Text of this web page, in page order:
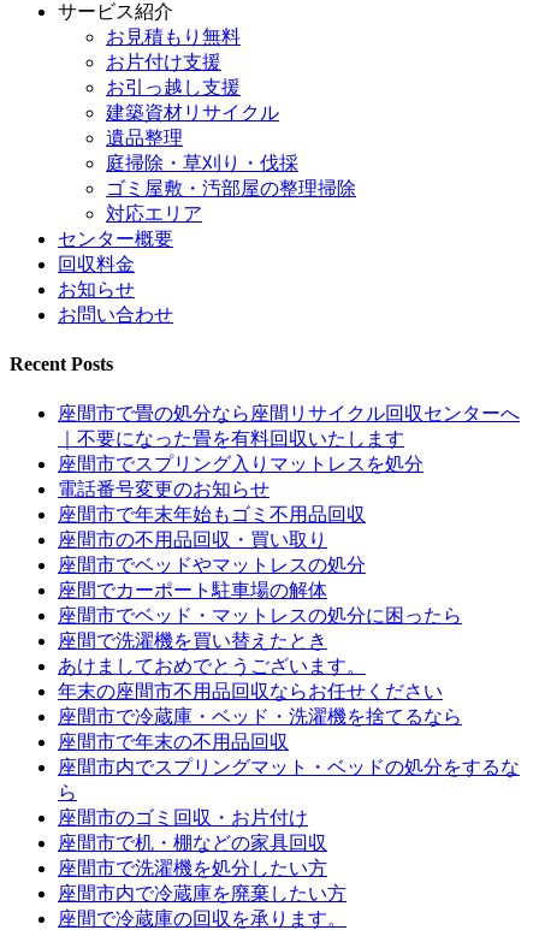
サービス紹介
お見積もり無料
お片付け支援
お引っ越し支援
建築資材リサイクル
遺品整理
庭掃除・草刈り・伐採
ゴミ屋敷・汚部屋の整理掃除
対応エリア
センター概要
回収料金
お知らせ
お問い合わせ
Recent Posts
座間市で畳の処分なら座間リサイクル回収センターへ
｜不要になった畳を有料回収いたします
座間市でスプリング入りマットレスを処分
電話番号変更のお知らせ
座間市で年末年始もゴミ不用品回収
座間市の不用品回収・買い取り
座間市でベッドやマットレスの処分
座間でカーポート駐車場の解体
座間市でベッド・マットレスの処分に困ったら
座間で洗濯機を買い替えたとき
あけましておめでとうございます。
年末の座間市不用品回収ならお任せください
座間市で冷蔵庫・ベッド・洗濯機を捨てるなら
座間市で年末の不用品回収
座間市内でスプリングマット・ベッドの処分をするな
ら
座間市のゴミ回収・お片付け
座間市で机・棚などの家具回収
座間市で洗濯機を処分したい方
座間市内で冷蔵庫を廃棄したい方
座間で冷蔵庫の回収を承ります。